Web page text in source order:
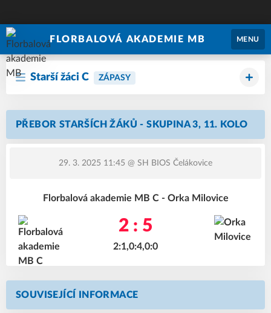
FLORBALOVÁ AKADEMIE MB MENU
Starší žáci C ZÁPASY
PŘEBOR STARŠÍCH ŽÁKŮ - SKUPINA 3, 11. KOLO
29. 3. 2025 11:45 @ SH BIOS Čelákovice
Florbalová akademie MB C - Orka Milovice
2 : 5
2:1,0:4,0:0
SOUVISEJÍCÍ INFORMACE